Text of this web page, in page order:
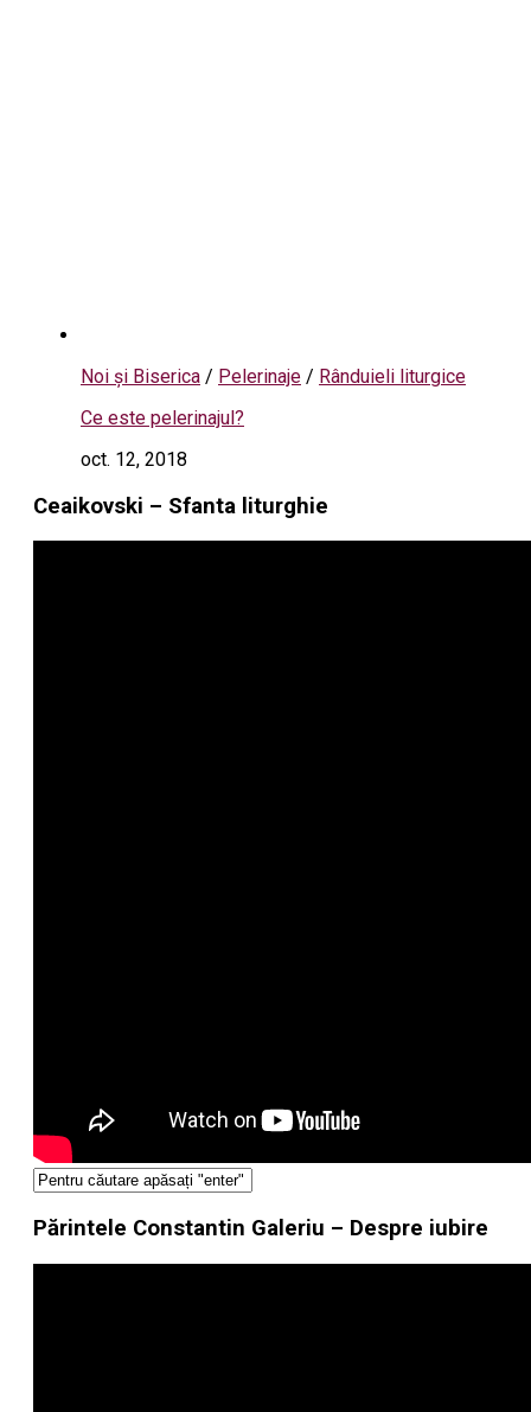
Noi și Biserica / Pelerinaje / Rânduieli liturgice
Ce este pelerinajul?
oct. 12, 2018
Ceaikovski – Sfanta liturghie
Părintele Constantin Galeriu – Despre iubire